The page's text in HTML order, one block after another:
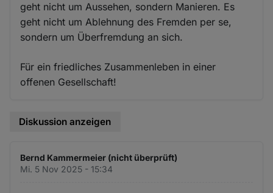
geht nicht um Aussehen, sondern Manieren. Es
geht nicht um Ablehnung des Fremden per se,
sondern um Überfremdung an sich.
Für ein friedliches Zusammenleben in einer
offenen Gesellschaft!
Diskussion anzeigen
Bernd Kammermeier (nicht überprüft)
Mi. 5 Nov 2025 - 15:34